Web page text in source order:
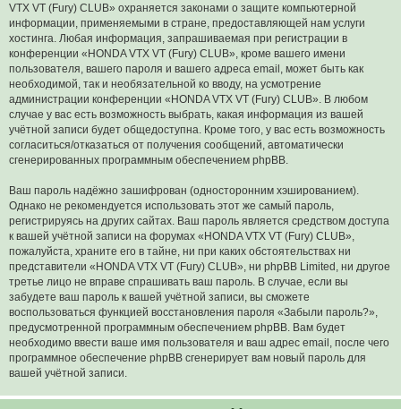
VTX VT (Fury) CLUB» охраняется законами о защите компьютерной
информации, применяемыми в стране, предоставляющей нам услуги
хостинга. Любая информация, запрашиваемая при регистрации в
конференции «HONDA VTX VT (Fury) CLUB», кроме вашего имени
пользователя, вашего пароля и вашего адреса email, может быть как
необходимой, так и необязательной ко вводу, на усмотрение
администрации конференции «HONDA VTX VT (Fury) CLUB». В любом
случае у вас есть возможность выбрать, какая информация из вашей
учётной записи будет общедоступна. Кроме того, у вас есть возможность
согласиться/отказаться от получения сообщений, автоматически
сгенерированных программным обеспечением phpBB.
Ваш пароль надёжно зашифрован (односторонним хэшированием).
Однако не рекомендуется использовать этот же самый пароль,
регистрируясь на других сайтах. Ваш пароль является средством доступа
к вашей учётной записи на форумах «HONDA VTX VT (Fury) CLUB»,
пожалуйста, храните его в тайне, ни при каких обстоятельствах ни
представители «HONDA VTX VT (Fury) CLUB», ни phpBB Limited, ни другое
третье лицо не вправе спрашивать ваш пароль. В случае, если вы
забудете ваш пароль к вашей учётной записи, вы сможете
воспользоваться функцией восстановления пароля «Забыли пароль?»,
предусмотренной программным обеспечением phpBB. Вам будет
необходимо ввести ваше имя пользователя и ваш адрес email, после чего
программное обеспечение phpBB сгенерирует вам новый пароль для
вашей учётной записи.